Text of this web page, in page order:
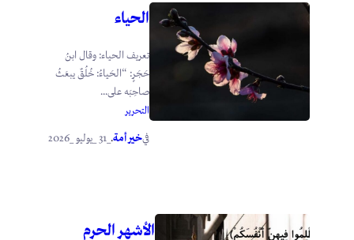
الحياء
تعريف الحياء: وقال ابنُ
حَجَرٍ: “الحَياءُ: خُلُقٌ يبعَثُ
صاحِبَه على...
التحرير
فيخير أمة.
الأشهر الحرم